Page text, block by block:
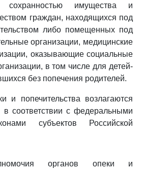
имущества и
граждан, находящихся под
либо помещенных под
организации, медицинские
оказывающие социальные
в том числе для детей-
без попечения родителей.
и попечительства возлагаются
соответствии с федеральными
субъектов Российской
органов опеки и